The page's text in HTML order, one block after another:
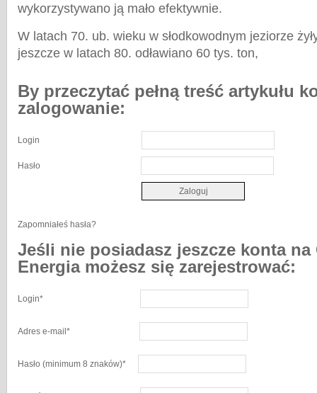
wykorzystywano ją mało efektywnie.
W latach 70. ub. wieku w słodkowodnym jeziorze
jeszcze w latach 80. odławiano 60 tys. ton,
By przeczytać pełną treść artykułu
zalogowanie:
Login
Hasło
Zapomniałeś hasła?
Jeśli nie posiadasz jeszcze konta na
Energia możesz się zarejestrować:
Login*
Adres e-mail*
Hasło (minimum 8 znaków)*